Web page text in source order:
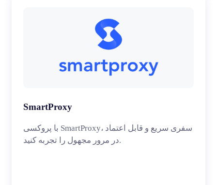
SmartProxy
با پروکسی SmartProxy، سفری سریع و قابل اعتماد
در مرور مجهول را تجربه کنید.